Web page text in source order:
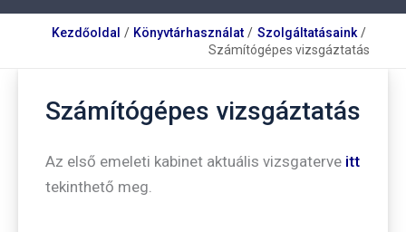
Kezdőoldal Könyvtárhasználat
Szolgáltatásaink
Számítógépes vizsgáztatás
Számítógépes vizsgáztatás
Az első emeleti kabinet aktuális vizsgaterve itt
tekinthető meg.